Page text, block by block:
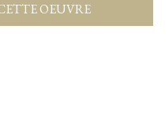
OEUVRE